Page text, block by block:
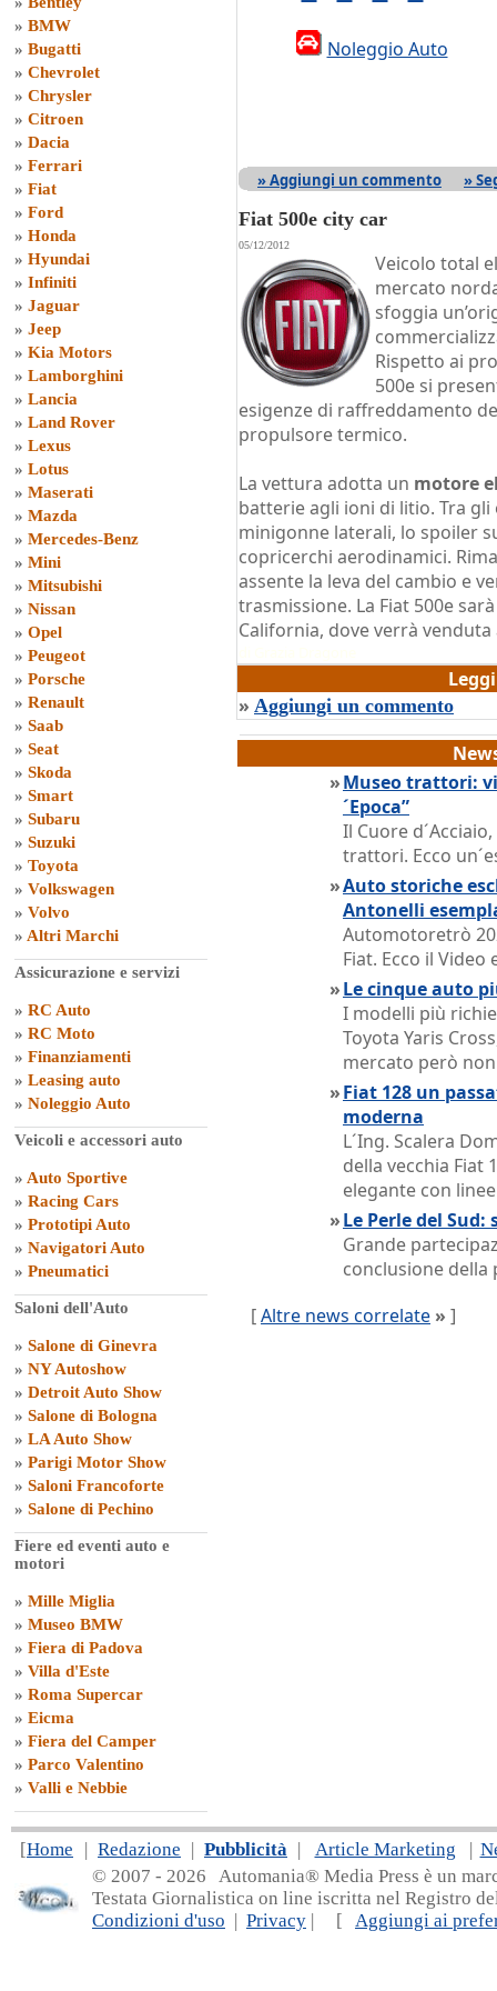
» BMW
» Bugatti
» Chevrolet
» Chrysler
» Citroen
» Dacia
» Ferrari
» Fiat
» Ford
» Honda
» Hyundai
» Infiniti
» Jaguar
» Jeep
» Kia Motors
» Lamborghini
» Lancia
» Land Rover
» Lexus
» Lotus
» Maserati
» Mazda
» Mercedes-Benz
» Mini
» Mitsubishi
» Nissan
» Opel
» Peugeot
» Porsche
» Renault
» Saab
» Seat
» Skoda
» Smart
» Subaru
» Suzuki
» Toyota
» Volkswagen
» Volvo
» Altri Marchi
Assicurazione e servizi
» RC Auto
» RC Moto
» Finanziamenti
» Leasing auto
» Noleggio Auto
Veicoli e accessori auto
» Auto Sportive
» Racing Cars
» Prototipi Auto
» Navigatori Auto
» Pneumatici
Saloni dell'Auto
» Salone di Ginevra
» NY Autoshow
» Detroit Auto Show
» Salone di Bologna
» LA Auto Show
» Parigi Motor Show
» Saloni Francoforte
» Salone di Pechino
Fiere ed eventi auto e
motori
» Mille Miglia
» Museo BMW
» Fiera di Padova
» Villa d'Este
» Roma Supercar
» Eicma
» Fiera del Camper
» Parco Valentino
» Valli e Nebbie
Noleggio Auto
» Aggiungi un commento »
Fiat 500e city car
05/12/2012
Veicolo total
mercato
sfoggia
Rispetto ai
500e si
esigenze di raffreddamento
propulsore termico.
La vettura adotta un motore
batterie agli ioni di litio. Tra
minigonne laterali, lo spoiler
copricerchi aerodinamici.
assente la leva del cambio e
trasmissione. La Fiat 500e
California, dove verrà
» Aggiungi un commento
»Museo trattori:
´Epoca”
Il Cuore
trattori. Ecco
»Auto storiche
Antonelli
Automotoretrò
Fiat. Ecco il
»Le cinque auto
I modelli più
Toyota Yaris
mercato però
»Fiat 128 un
moderna
L´Ing. Scalera
della vecchia Fiat
elegante con
»Le Perle del
Grande
conclusione della
[Altre news correlate » ]
[Home | Redazione | Pubblicità | Article Marketing |
© 2007 - 2026 Automania® Media Press è un
Testata Giornalistica on line iscritta nel Registro
Condizioni d'uso | Privacy | [ Aggiungi ai